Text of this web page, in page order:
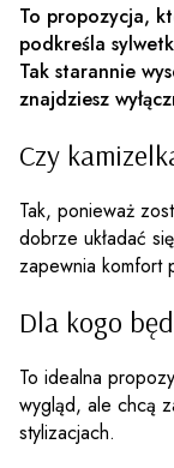
To propozycja,
podkreśla
Tak starannie
znajdziesz
Czy
Tak, ponieważ
dobrze układać
zapewnia komfort
Dla kogo
To idealna
wygląd, ale chcą
stylizacjach.